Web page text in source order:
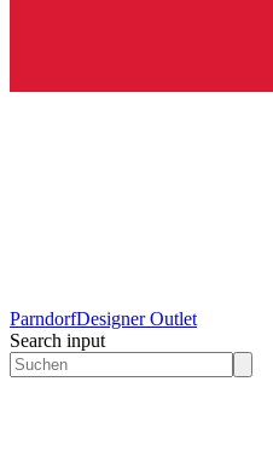
ParndorfDesigner Outlet
Search input